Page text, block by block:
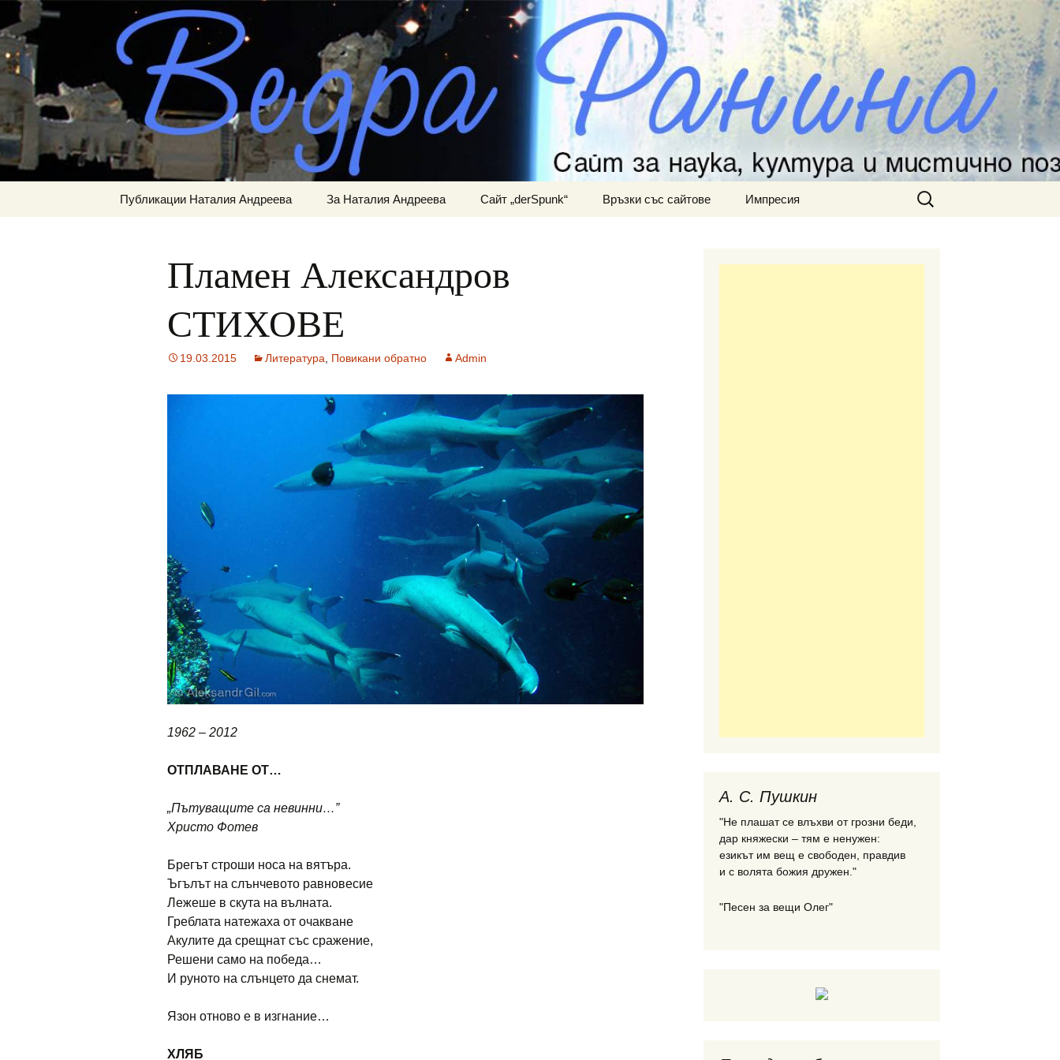
Към
съдържанието
ВЕДРА РАНИНА
Сайт за наука, литература и мистично познание
Публикации Наталия Андреева За Наталия Андреева Сайт „derSpunk“ Връзки със сайтове Импресия
Търсене
за:
Пламен Александров
СТИХОВЕ
19.03.2015 Литература Повикани обратно Admin
1962 – 2012
ОТПЛАВАНЕ ОТ…
„Пътуващите са невинни…”
Христо Фотев
Брегът строши носа на вятъра.
Ъгълът на слънчевото равновесие
Лежеше в скута на вълната.
Греблата натежаха от очакване
Акулите да срещнат със сражение,
Решени само на победа…
И руното на слънцето да снемат.
Язон отново е в изгнание…
ХЛЯБ
А. С. Пушкин
"Не плашат се влъхви от грозни беди,
дар княжески – тям е ненужен:
езикът им вещ е свободен, правдив
и с волята божия дружен."
"Песен за вещи Олег"